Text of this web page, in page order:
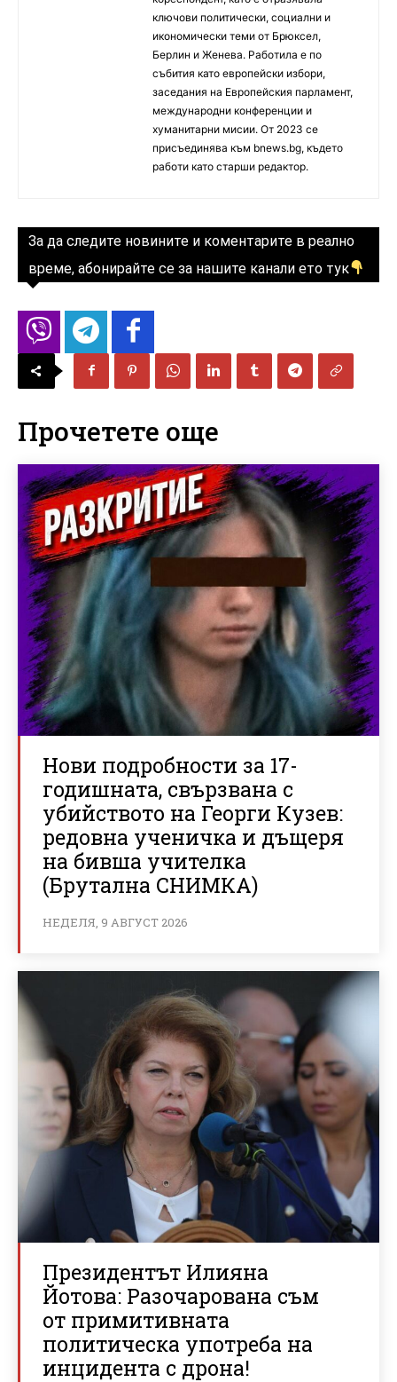
ключови политически, социални и
икономически теми от Брюксел,
Берлин и Женева. Работила е по
събития като европейски избори,
заседания на Европейския парламент,
международни конференции и
хуманитарни мисии. От 2023 се
присъединява към bnews.bg, където
работи като старши редактор.
За да следите новините и коментарите в реално
време, абонирайте се за нашите канали ето тук
Прочетете още
Нови подробности за 17-
годишната, свързвана с
убийството на Георги Кузев:
редовна ученичка и дъщеря
на бивша учителка
(Брутална СНИМКА)
НЕДЕЛЯ, 9 АВГУСТ 2026
Президентът Илияна
Йотова: Разочарована съм
от примитивната
политическа употреба на
инцидента с дрона!